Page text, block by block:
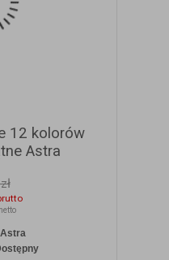
12 kolorów
Astra
netto
Astra